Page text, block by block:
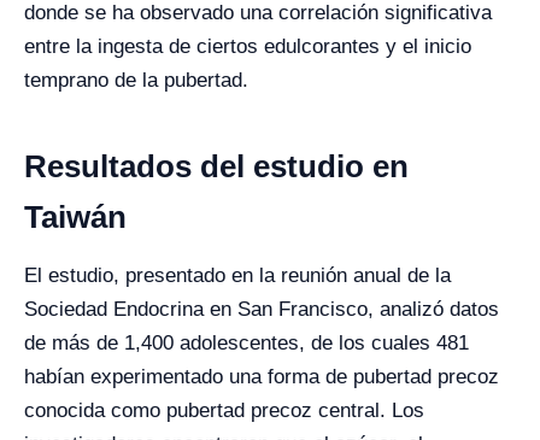
donde se ha observado una correlación significativa
entre la ingesta de ciertos edulcorantes y el inicio
temprano de la pubertad.
Resultados del estudio en
Taiwán
El estudio, presentado en la reunión anual de la
Sociedad Endocrina en San Francisco, analizó datos
de más de 1,400 adolescentes, de los cuales 481
habían experimentado una forma de pubertad precoz
conocida como pubertad precoz central. Los